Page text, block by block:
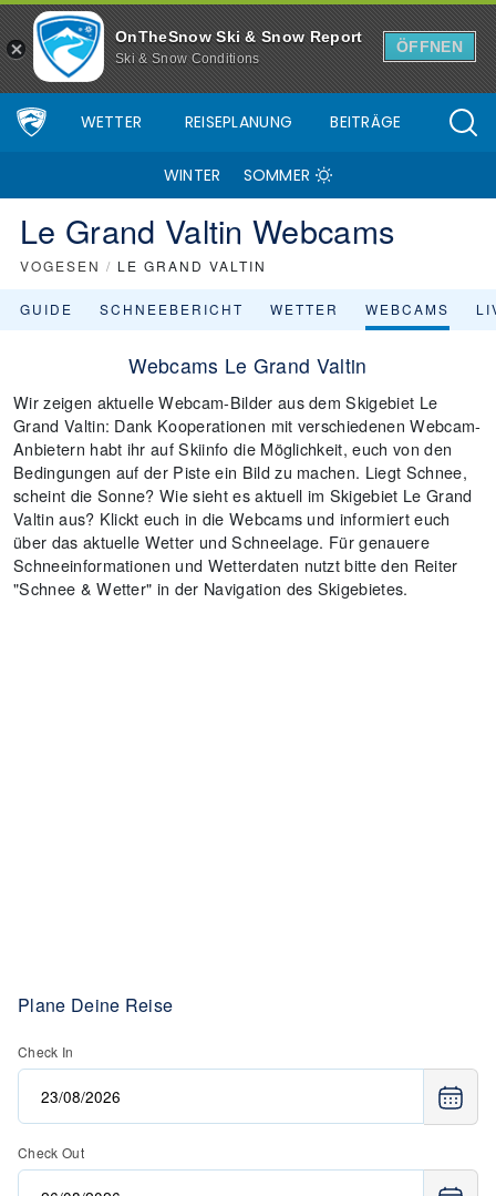
OnTheSnow Ski & Snow Report
Ski & Snow Conditions
ÖFFNEN
WETTER REISEPLANUNG BEITRÄGE
WINTER SOMMER
Le Grand Valtin Webcams
VOGESEN / LE GRAND VALTIN
GUIDE SCHNEEBERICHT WETTER WEBCAMS
Webcams Le Grand Valtin
Wir zeigen aktuelle Webcam-Bilder aus dem Skigebiet Le
Grand Valtin: Dank Kooperationen mit verschiedenen Webcam-
Anbietern habt ihr auf Skiinfo die Möglichkeit, euch von den
Bedingungen auf der Piste ein Bild zu machen. Liegt Schnee,
scheint die Sonne? Wie sieht es aktuell im Skigebiet Le Grand
Valtin aus? Klickt euch in die Webcams und informiert euch
über das aktuelle Wetter und Schneelage. Für genauere
Schneeinformationen und Wetterdaten nutzt bitte den Reiter
"Schnee & Wetter" in der Navigation des Skigebietes.
Plane Deine Reise
Check In
Check Out